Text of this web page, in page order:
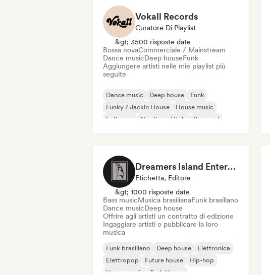
Vokall Records
Curatore Di Playlist
&gt; 3500 risposte date
Bossa novaCommerciale / Mainstream
Dance musicDeep houseFunk
Aggiungere artisti nelle mie playlist più
seguite
Dance music Deep house
Funk
Funky / Jackin House
House music
Indie pop
Nu-disco / Italo Pop soul
Dreamers Island Entertainment
Etichetta, Editore
&gt; 1000 risposte date
Bass musicMusica brasilianaFunk brasiliano
Dance musicDeep house
Offrire agli artisti un contratto di edizione
Ingaggiare artisti o pubblicare la loro
musica
Funk brasiliano Deep house
Elettronica
Elettropop
Future house
Hip-hop
House music
Tech House